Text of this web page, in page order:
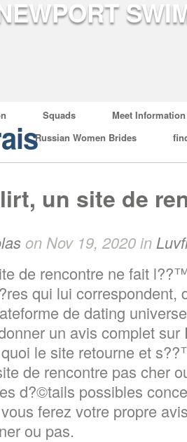
Squads
Meet Information
Russian Women Brides
un site de
on Nov 19, 2020 in
de rencontre ne fait
qui lui correspondent,
de dating
un avis complet
le site retourne et
de rencontre pas cher
d?©tails possibles
ferez votre propre
ou pas.